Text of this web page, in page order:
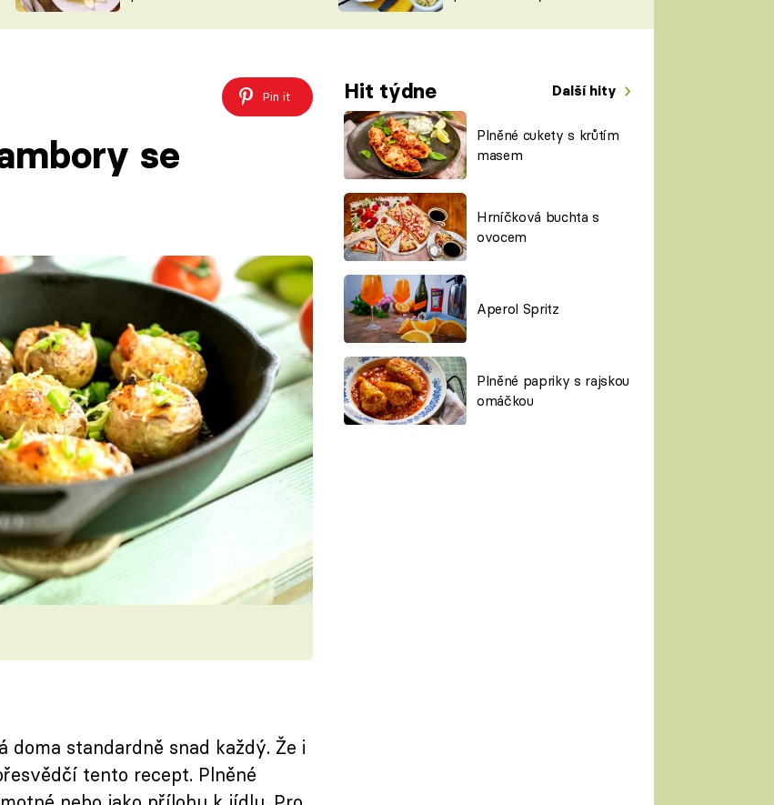
VYCHYTÁVKY
ŠÉFREDAKTORKY
ČASOPIS
Pin it Hit týdne Další hity
Plněné cukety s krůtím
masem
Hrníčková buchta s
ovocem
Aperol Spritz
Plněné papriky s rajskou
omáčkou
se
standardně snad každý. Že i
tento recept. Plněné